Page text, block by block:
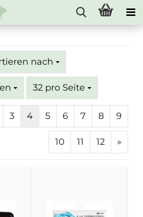
nach
nach
32 pro Seite
pro Seite
3 4 5 6 7 8 9
10 11 12 »